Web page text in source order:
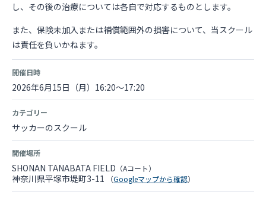
し、その後の治療については各自で対応するものとします。
また、保険未加入または補償範囲外の損害について、当スクール
は責任を負いかねます。
開催日時
2026年6月15日（月）16:20～17:20
カテゴリー
サッカーのスクール
開催場所
SHONAN TANABATA FIELD （Aコート）
神奈川県平塚市堤町3-11 （Googleマップから確認）